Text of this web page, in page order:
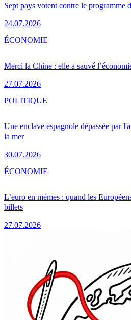
Sept pays votent contre le programme
24.07.2026
Merci la Chine : elle a sauvé
27.07.2026
ÉCONOMIE
Une enclave espagnole dépassée par
la mer
30.07.2026
POLITIQUE
L’euro en mèmes : quand les
billets
27.07.2026
ÉCONOMIE